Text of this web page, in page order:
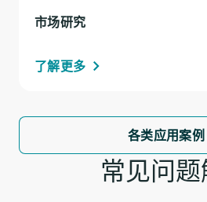
市场研究
了解更多
各类应用案例
常见问